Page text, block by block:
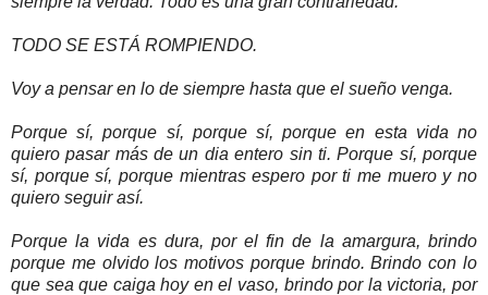
TODO SE ESTÁ ROMPIENDO.
Voy a pensar en lo de siempre hasta que el sueño venga.
Porque sí, porque sí, porque sí, porque en esta vida no
quiero pasar más de un dia entero sin ti. Porque sí, porque
sí, porque sí, porque mientras espero por ti me muero y no
quiero seguir así.
Porque la vida es dura, por el fin de la amargura, brindo
porque me olvido los motivos porque brindo. Brindo con lo
que sea que caiga hoy en el vaso, brindo por la victoria, por